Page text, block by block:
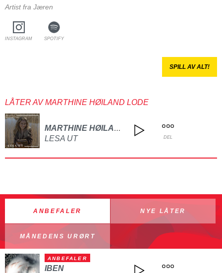
Artist fra Jæren
INSTAGRAM SPOTIFY
SPILL AV ALT!
LÅTER AV MARTHINE HØILAND LODE
MARTHINE HØILAND LODE
LESA UT DEL
ANBEFALER NYE LÅTER
MÅNEDENS URØRT
ANBEFALER
IBEN